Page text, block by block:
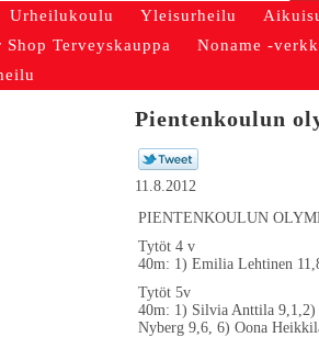
Urheilukoulu Yleisurheilu
Shop Terveyskauppa
Noname -
Pientenkoulun
11.8.2012
PIENTENKOULUN
Tytöt 4 v
40m: 1) Emilia Lehtinen
Tytöt 5v
40m: 1) Silvia Anttila 9,1,2)
Nyberg 9,6, 6) Oona